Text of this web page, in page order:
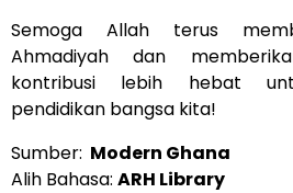
Semoga Allah terus
Ahmadiyah dan
kontribusi lebih hebat
pendidikan bangsa kita!
Sumber: Modern Ghana
Alih Bahasa: ARH Library